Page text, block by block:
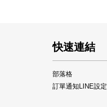
快速連結
部落格
訂單通知LINE設定